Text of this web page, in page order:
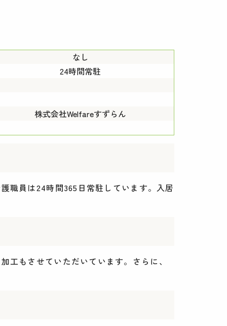
なし
24時間常駐
株式会社Welfareすずらん
職員は24時間365日常駐しています。入居
もさせていただいています。さらに、